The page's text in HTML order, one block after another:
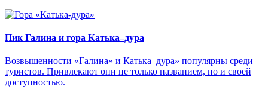
Пик Галина и гора Катька–дура
Возвышенности «Галина» и Катька–дура» популярны среди
туристов. Привлекают они не только названием, но и своей
доступностью.